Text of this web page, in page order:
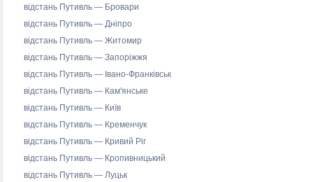
відстань Путивль — Бровари
відстань Путивль — Дніпро
відстань Путивль — Житомир
відстань Путивль — Запоріжжя
відстань Путивль — Івано-Франківськ
відстань Путивль — Кам'янське
відстань Путивль — Київ
відстань Путивль — Кременчук
відстань Путивль — Кривий Ріг
відстань Путивль — Кропивницький
відстань Путивль — Луцьк